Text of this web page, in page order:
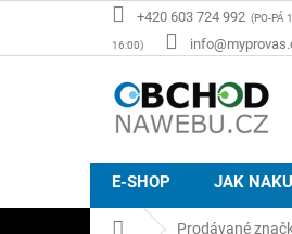
+420 603 724 992
E-SHOP JAK
Domů Prodávané